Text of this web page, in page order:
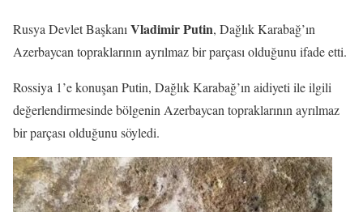
Rusya Devlet Başkanı Vladimir Putin, Dağlık Karabağ’ın
Azerbaycan topraklarının ayrılmaz bir parçası olduğunu ifade etti.
Rossiya 1’e konuşan Putin, Dağlık Karabağ’ın aidiyeti ile ilgili
değerlendirmesinde bölgenin Azerbaycan topraklarının ayrılmaz
bir parçası olduğunu söyledi.